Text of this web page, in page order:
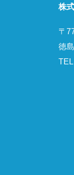
株
〒
徳